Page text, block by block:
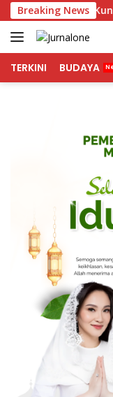
Langsung
ke
konten
Breaking News
Jadi Kunci Efisiensi
TERKINI BUDAYA